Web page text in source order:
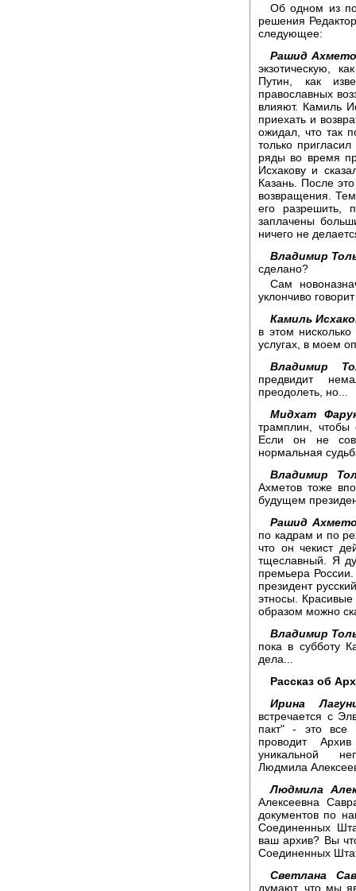
Об одном из
решения
следующее:
Рашид
экзотическую,
Путин, как
православных
влияют. Камиль
приехать и
ожидал, что так
только
ряды во время
Исхакову и
Казань. После
возвращения.
его разрешить,
заплачены
ничего не
Владимир
сделано?
Сам
уклончиво
Камиль
в этом
услугах, в моем
Владимир
предвидит
преодолеть, но...
Мидхат
трамплин, чтобы
Если он не
нормальная
Владимир
Ахметов тоже
будущем
Рашид
по кадрам и по
что он чекист
тщеславный. Я
премьера России.
президент
этносы. Красивые
образом можно
Владимир
пока в субботу
дела...
Рассказ об
Ирина
встречается с
пакт" - это все
проводит
уникальной
Людмила
Людмила
Алексеевна
документов по
Соединенных
ваш архив? Вы
Соединенных
Светлана
думают, что мы